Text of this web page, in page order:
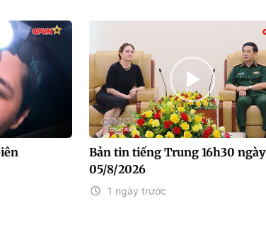
Bản tin tiếng Trung 16h30 ngày
05/8/2026
1 ngày trước